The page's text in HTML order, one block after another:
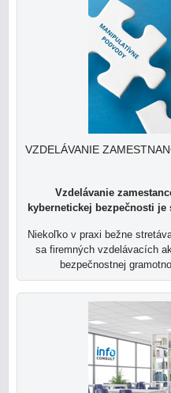
VZDELÁVANIE
Vzdelávanie
kybernetickej bezpečnosti
Niekoľko v praxi bežne
sa firemných vzdelávacích
bezpečnostnej